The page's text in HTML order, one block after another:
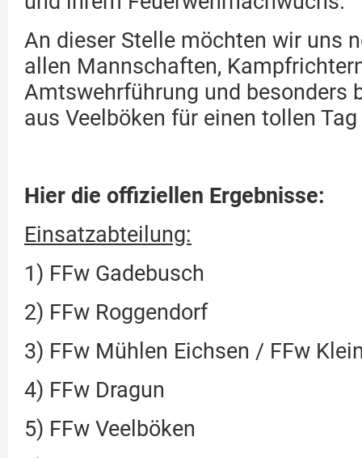
An dieser Stelle möchten wir uns
allen Mannschaften,
Amtswehrführung und besonders
aus Veelböken für einen tollen
Hier die offiziellen Ergebnisse:
Einsatzabteilung:
1) FFw Gadebusch
2) FFw Roggendorf
3) FFw Mühlen Eichsen / FFw
4) FFw Dragun
5) FFw Veelböken